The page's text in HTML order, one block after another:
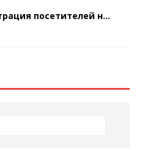
посетителей н...